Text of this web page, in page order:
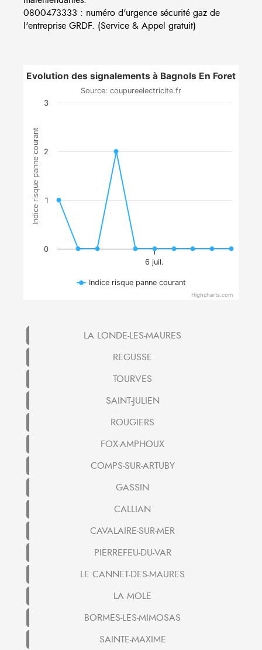
0800473333 : numéro d'urgence sécurité gaz de
l'entreprise GRDF. (Service & Appel gratuit)
Indice risque panne courant
Evolution des signalements à Bagnols En Foret
Source: coupureelectricite.fr
6 juil.
0
1
2
3
Indice risque panne courant
Highcharts.com
LA LONDE-LES-MAURES
REGUSSE
TOURVES
SAINT-JULIEN
ROUGIERS
FOX-AMPHOUX
COMPS-SUR-ARTUBY
GASSIN
CALLIAN
CAVALAIRE-SUR-MER
PIERREFEU-DU-VAR
LE CANNET-DES-MAURES
LA MOLE
BORMES-LES-MIMOSAS
SAINTE-MAXIME